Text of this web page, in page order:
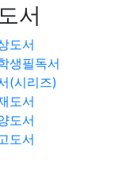
서
도서
생필독서
(시리즈)
도서
도서
도서